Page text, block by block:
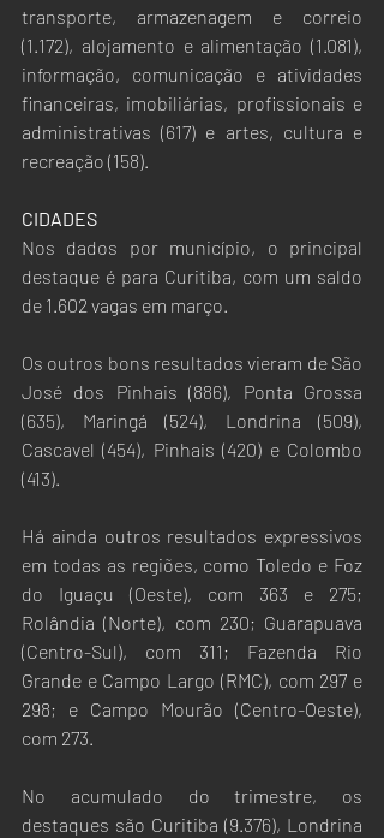
transporte, armazenagem e correio
(1.172), alojamento e alimentação (1.081),
informação, comunicação e atividades
financeiras, imobiliárias, profissionais e
administrativas (617) e artes, cultura e
recreação (158).
CIDADES
Nos dados por município, o principal
destaque é para Curitiba, com um saldo
de 1.602 vagas em março.
Os outros bons resultados vieram de São
José dos Pinhais (886), Ponta Grossa
(635), Maringá (524), Londrina (509),
Cascavel (454), Pinhais (420) e Colombo
(413).
Há ainda outros resultados expressivos
em todas as regiões, como Toledo e Foz
do Iguaçu (Oeste), com 363 e 275;
Rolândia (Norte), com 230; Guarapuava
(Centro-Sul), com 311; Fazenda Rio
Grande e Campo Largo (RMC), com 297 e
298; e Campo Mourão (Centro-Oeste),
com 273.
No acumulado do trimestre, os
destaques são Curitiba (9.376), Londrina